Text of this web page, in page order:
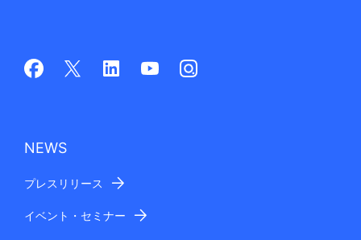
NEWS
プレスリリース
イベント・セミナー